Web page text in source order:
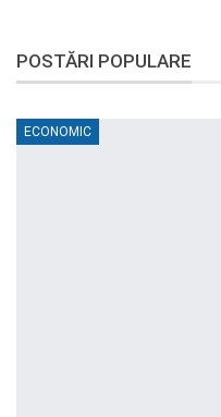
POSTĂRI POPULARE
ECONOMIC